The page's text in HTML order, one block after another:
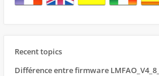
Recent topics
Différence entre firmware